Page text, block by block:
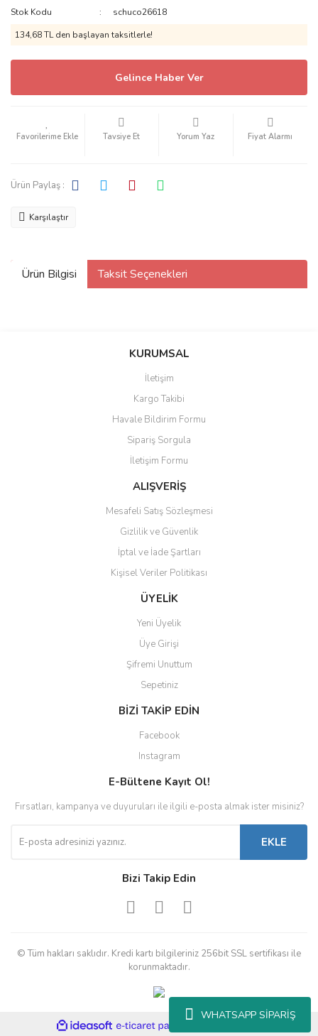
WHATSAPP SİPARİŞ
Stok Kodu
schuco26618
134,68 TL den başlayan taksitlerle!
Gelince Haber Ver
Tavsiye Et Yorum Yaz Fiyat Alarmı
Ürün Paylaş :
Karşılaştır
Ürün Bilgisi Taksit Seçenekleri
KURUMSAL
İletişim
Kargo Takibi
Havale Bildirim Formu
Sipariş Sorgula
İletişim Formu
ALIŞVERİŞ
Mesafeli Satış Sözleşmesi
Gizlilik ve Güvenlik
İptal ve İade Şartları
Kişisel Veriler Politikası
ÜYELİK
Yeni Üyelik
Üye Girişi
Şifremi Unuttum
Sepetiniz
BİZİ TAKİP EDİN
Facebook
Instagram
E-Bültene Kayıt Ol!
Fırsatları, kampanya ve duyuruları ile ilgili e-posta almak ister misiniz?
EKLE
Bizi Takip Edin
© Tüm hakları saklıdır. Kredi kartı bilgileriniz 256bit SSL sertifikası ile
korunmaktadır.
ideasoft